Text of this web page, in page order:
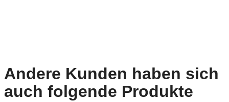
Andere Kunden haben sich
auch folgende Produkte